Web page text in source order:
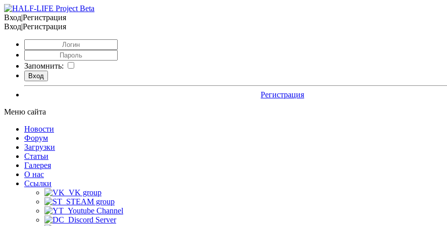
Вход|Регистрация
Вход|Регистрация
Запомнить:
Регистрация
Меню сайта
Новости
Форум
Загрузки
Статьи
Галерея
О нас
Ссылки
VK group
STEAM group
Youtube Channel
Discord Server